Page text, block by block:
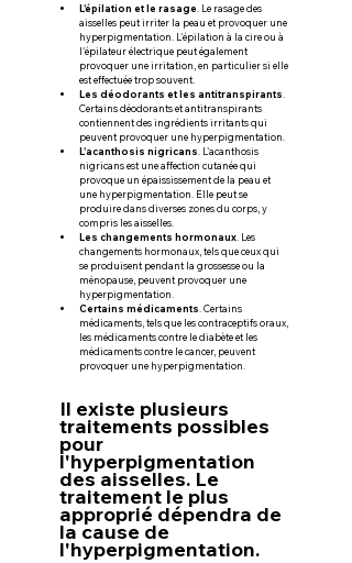
L'épilation et le rasage . Le rasage des
aisselles peut irriter la peau et provoquer une
hyperpigmentation. L'épilation à la cire ou à
l'épilateur électrique peut également
provoquer une irritation, en particulier si elle
est effectuée trop souvent.
Les déodorants et les antitranspirants
Certains déodorants et antitranspirants
contiennent des ingrédients irritants qui
peuvent provoquer une hyperpigmentation.
L'acanthosis nigricans . L'acanthosis
nigricans est une affection cutanée qui
provoque un épaississement de la peau et
une hyperpigmentation. Elle peut se
produire dans diverses zones du corps, y
compris les aisselles.
Les changements hormonaux . Les
changements hormonaux, tels que ceux qui
se produisent pendant la grossesse ou la
ménopause, peuvent provoquer une
hyperpigmentation.
Certains médicaments . Certains
médicaments, tels que les contraceptifs oraux,
les médicaments contre le diabète et les
médicaments contre le cancer, peuvent
provoquer une hyperpigmentation.
Il existe plusieurs
traitements possibles
pour
l'hyperpigmentation
des aisselles. Le
traitement le plus
approprié dépendra de
la cause de
l'hyperpigmentation.